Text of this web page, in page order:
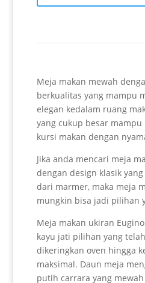
Meja makan mewah
berkualitas yang mampu
elegan kedalam ruang
yang cukup besar mampu
kursi makan dengan
Jika anda mencari meja
dengan design klasik
dari marmer, maka meja
mungkin bisa jadi pilihan
Meja makan ukiran
kayu jati pilihan yang
dikeringkan oven hingga
maksimal. Daun meja
putih carrara yang